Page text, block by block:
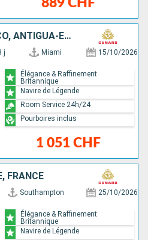
889 CHF
ÉTATS-UNIS, PORTO RICO, ANTIGUA-ET-BARBUDA, SAINTE-LUCIE, BARBADE, SAINT-MARTIN, TORTOLA
j Miami 15/10/2026
1 051 CHF
Élégance & Raffinement
Britannique
Navire de Légende
Room Service 24h/24
Pourboires inclus
FRANCE
Southampton 25/10/2026
Élégance & Raffinement
Britannique
Navire de Légende